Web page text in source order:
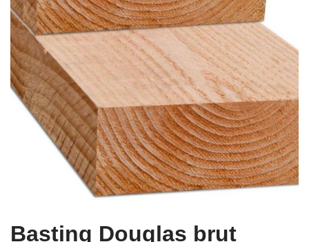
Basting Douglas brut